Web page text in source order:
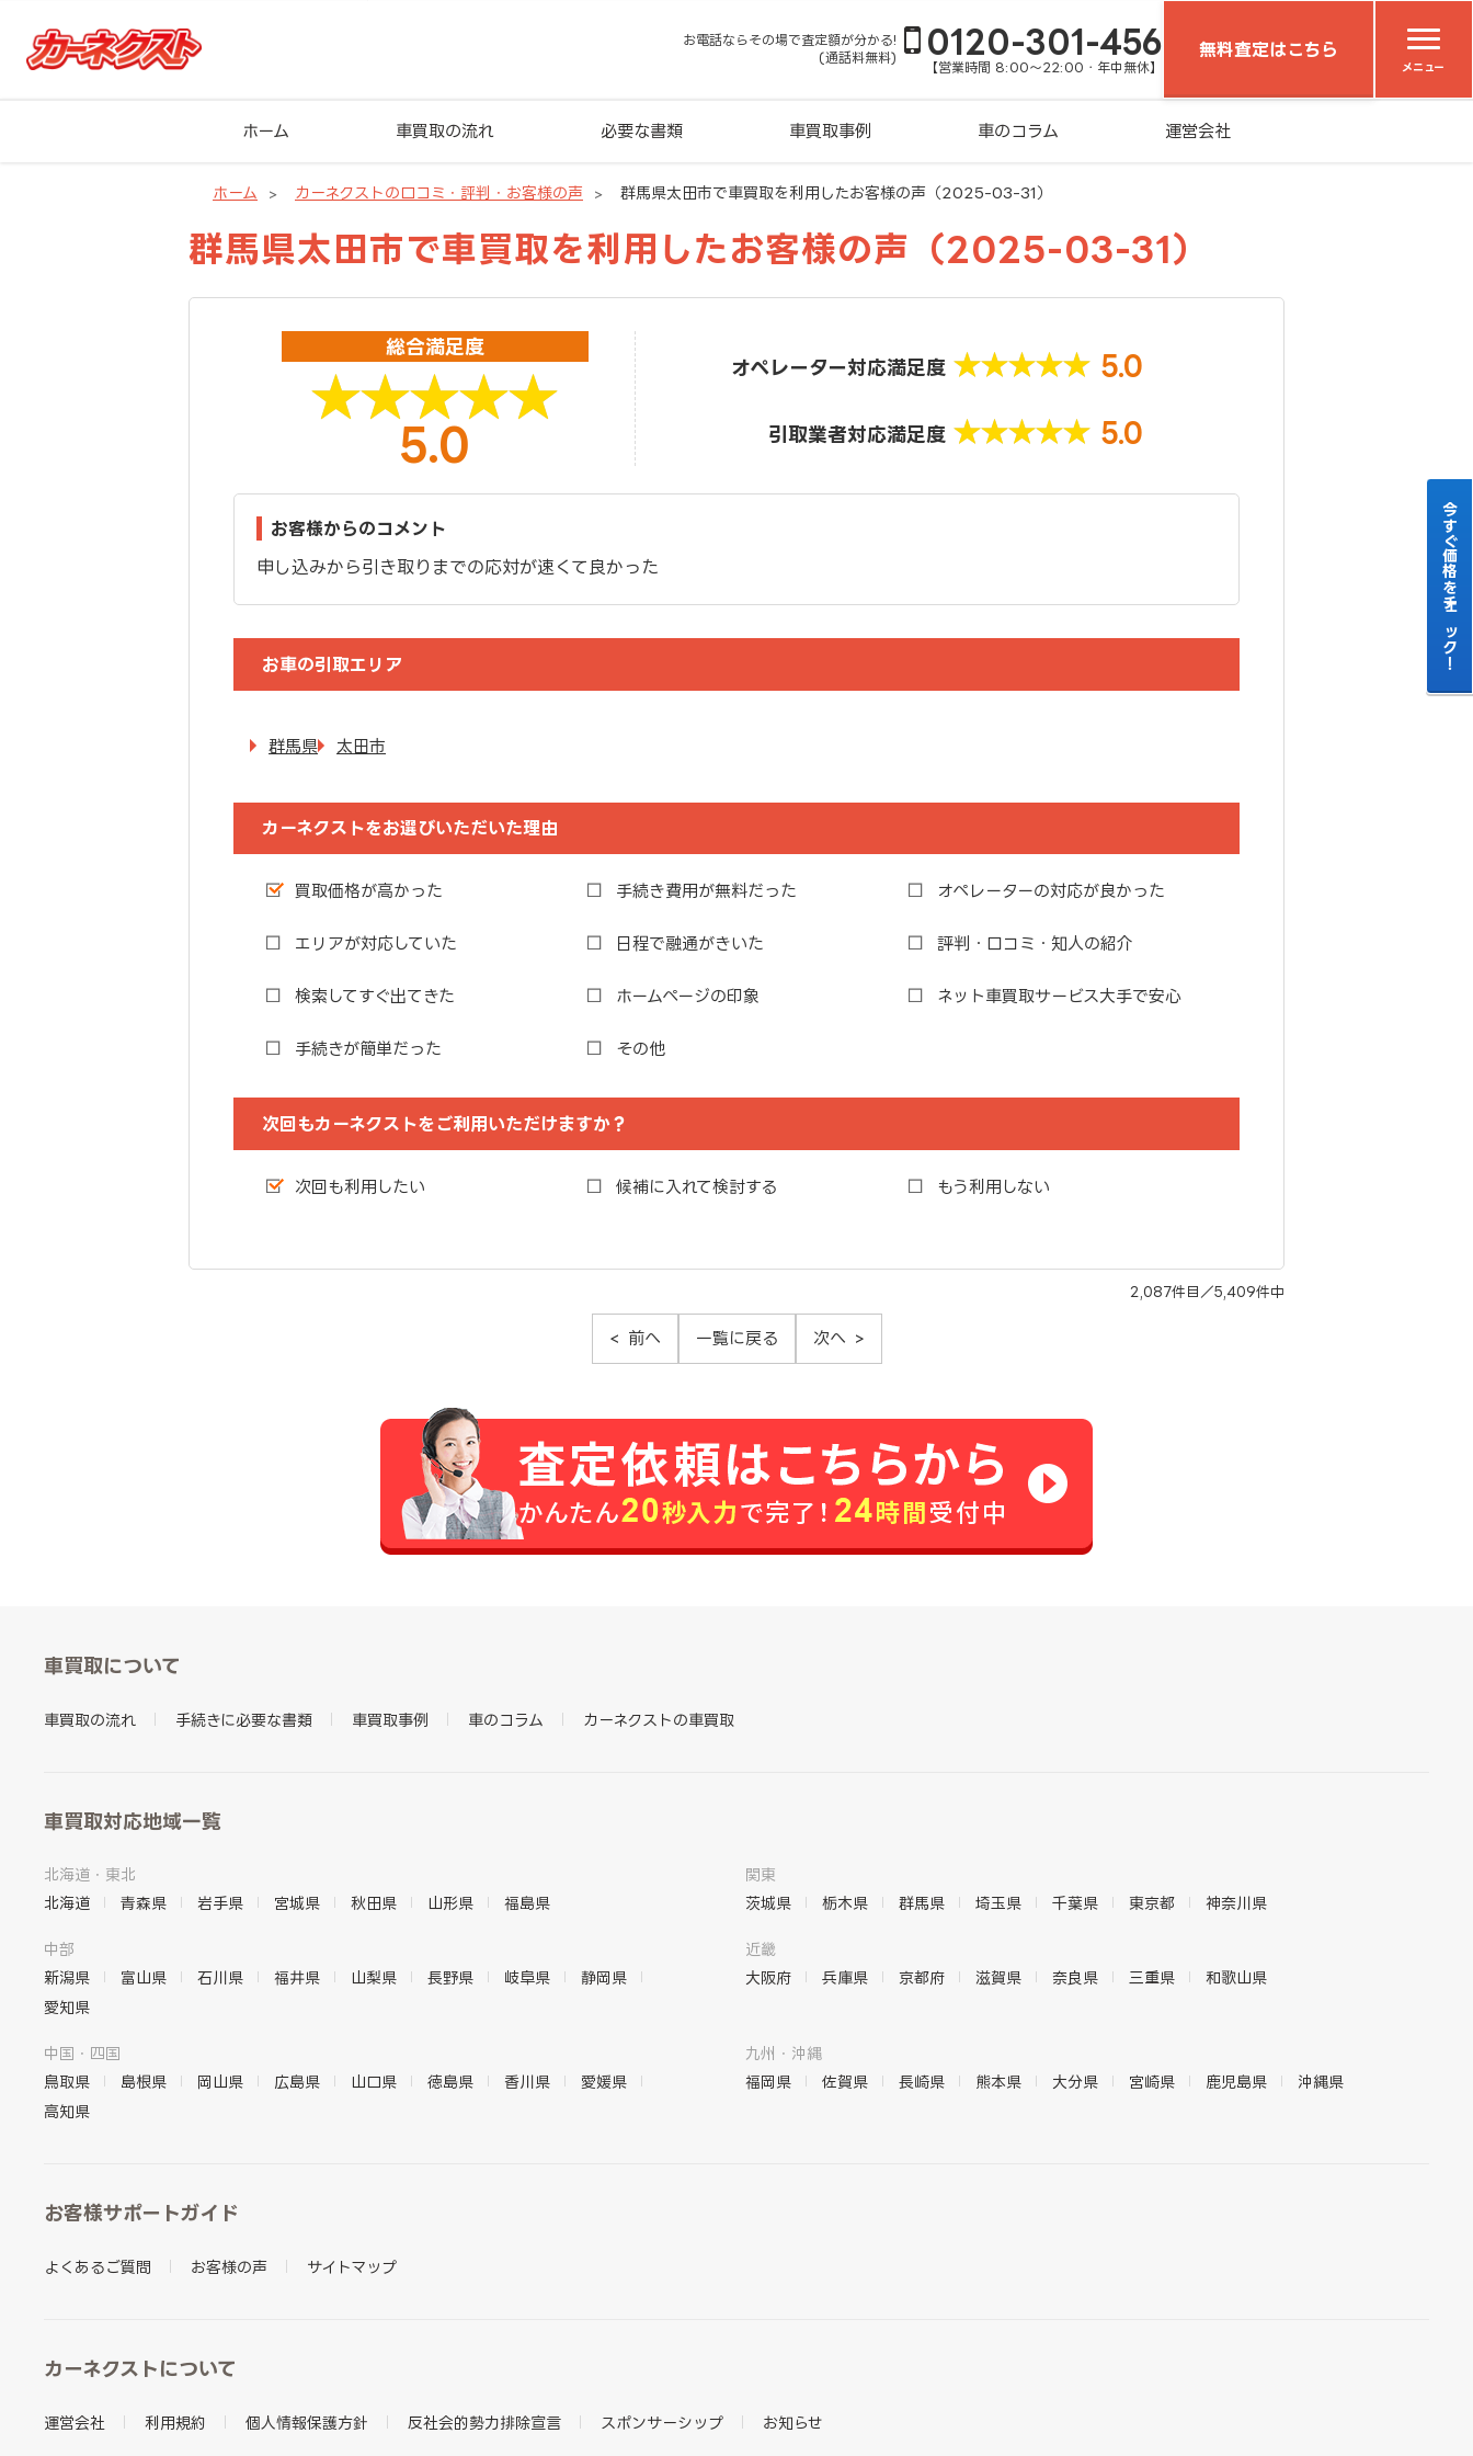
お電話ならその場で査定額が分かる!
(通話料無料)
0120-301-456
【営業時間 8:00～22:00・年中無休】
無料査定はこちら
メニュー
ホーム 車買取の流れ 必要な書類 車買取事例 車のコラム 運営会社
ホーム カーネクストの口コミ・評判・お客様の声 群馬県太田市で車買取を利用したお客様の声（2025-03-31）
群馬県太田市で車買取を利用したお客様の声（2025-03-31）
総合満足度
5.0
オペレーター対応満足度 5.0
引取業者対応満足度 5.0
お客様からのコメント
申し込みから引き取りまでの応対が速くて良かった
お車の引取エリア
群馬県 太田市
カーネクストをお選びいただいた理由
買取価格が高かった 手続き費用が無料だった オペレーターの対応が良かった
エリアが対応していた 日程で融通がきいた 評判・口コミ・知人の紹介
検索してすぐ出てきた ホームページの印象 ネット車買取サービス大手で安心
手続きが簡単だった その他
次回もカーネクストをご利用いただけますか？
次回も利用したい 候補に入れて検討する もう利用しない
2,087件目／5,409件中
前へ 一覧に戻る 次へ
車買取について
車買取の流れ 手続きに必要な書類 車買取事例 車のコラム カーネクストの車買取
車買取対応地域一覧
北海道・東北
北海道
青森県 岩手県 宮城県 秋田県 山形県 福島県
関東
茨城県
栃木県 群馬県 埼玉県 千葉県 東京都 神奈川県
中部
新潟県
富山県 石川県 福井県 山梨県 長野県 岐阜県
静岡県
愛知県
近畿
大阪府
兵庫県 京都府 滋賀県 奈良県 三重県 和歌山県
中国・四国
鳥取県
島根県 岡山県 広島県 山口県 徳島県 香川県
愛媛県
高知県
九州・沖縄
福岡県
佐賀県 長崎県 熊本県 大分県 宮崎県 鹿児島県 沖縄県
お客様サポートガイド
よくあるご質問 お客様の声 サイトマップ
カーネクストについて
運営会社 利用規約 個人情報保護方針 反社会的勢力排除宣言 スポンサーシップ お知らせ
今すぐ価格をチェック！